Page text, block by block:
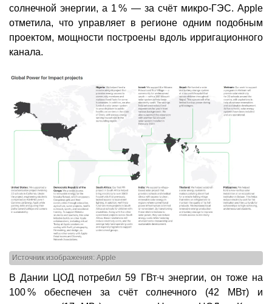
солнечной энергии, а 1 % — за счёт микро-ГЭС. Apple
отметила, что управляет в регионе одним подобным
проектом, мощности построены вдоль ирригационного
канала.
Источник изображения: Apple
В Дании ЦОД потребил 59 ГВт∙ч энергии, он тоже на
100 % обеспечен за счёт солнечного (42 МВт) и